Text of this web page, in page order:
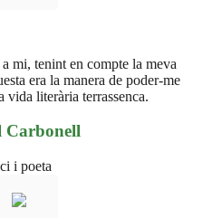
mi, tenint en compte la meva
era la manera de poder-me
vida literària terrassenca.
Carbonell
i poeta